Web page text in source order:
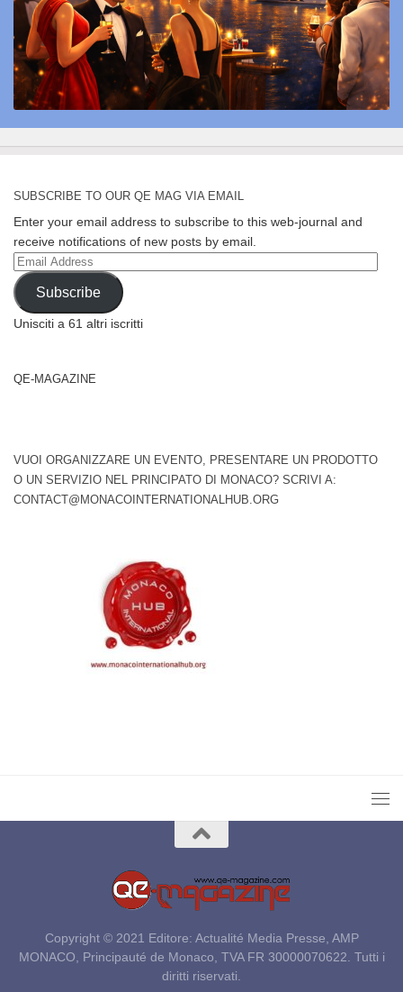
SUBSCRIBE TO OUR QE MAG VIA EMAIL
Enter your email address to subscribe to this web-journal and
receive notifications of new posts by email.
Email
Address
Subscribe
Unisciti a 61 altri iscritti
QE-MAGAZINE
VUOI ORGANIZZARE UN EVENTO, PRESENTARE UN PRODOTTO
O UN SERVIZIO NEL PRINCIPATO DI MONACO? SCRIVI A:
CONTACT@MONACOINTERNATIONALHUB.ORG
Copyright © 2021 Editore: Actualité Media Presse, AMP
MONACO, Principauté de Monaco, TVA FR 30000070622. Tutti i
diritti riservati.